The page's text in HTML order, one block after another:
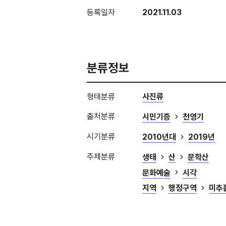
등록일자
2021.11.03
분류정보
형태분류 사진류
출처분류 시민기증 천영기
시기분류 2010년대 2019년
주제분류 생태 산
문학산
문화예술
시각
지역
행정구역 미추